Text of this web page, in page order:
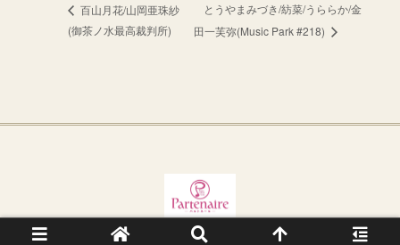
百山月花/山岡亜珠紗
(御茶ノ水最高裁判所)
とうやまみづき/紡菜/うららか/金
田一芙弥(Music Park #218)